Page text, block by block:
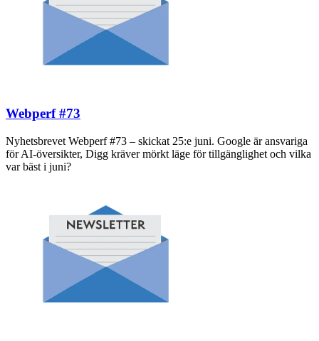
Webperf #73
Nyhetsbrevet Webperf #73 – skickat 25:e juni. Google är ansvariga
för AI-översikter, Digg kräver mörkt läge för tillgänglighet och vilka
var bäst i juni?